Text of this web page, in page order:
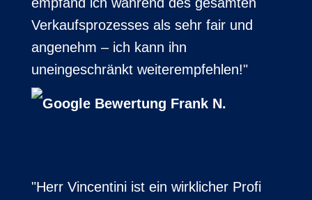
Verkaufsprozesses als sehr fair und
angenehm – ich kann ihn
uneingeschränkt weiterempfehlen!"
Frank N.
"Herr Vincentini ist ein wirklicher Profi